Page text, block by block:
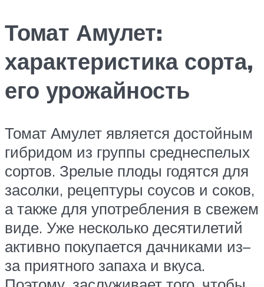
Томат Амулет:
характеристика сорта,
его урожайность
Томат Амулет является достойным
гибридом из группы среднеспелых
сортов. Зрелые плоды годятся для
засолки, рецептуры соусов и соков,
а также для употребления в свежем
виде. Уже несколько десятилетий
активно покупается дачниками из–
за приятного запаха и вкуса.